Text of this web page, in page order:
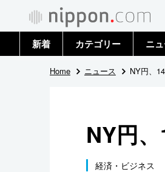
新着 カテゴリー
政治・外交
国際
ニ
ト
Home ニュース NY円、
NY円
経済・ビジネス